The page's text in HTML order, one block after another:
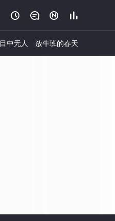
   
目中无人 放牛班的春天